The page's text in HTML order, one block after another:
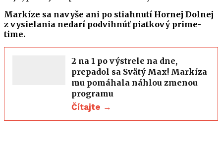
Markíze sa navyše ani po stiahnutí Hornej Dolnej
z vysielania nedarí podvihnúť piatkový prime-
time.
2 na 1 po výstrele na dne,
prepadol sa Svätý Max! Markíza
mu pomáhala náhlou zmenou
programu
Čítajte →